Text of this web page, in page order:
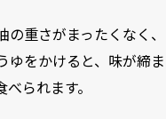
重さがまったくなく、
ゆをかけると、味が締ま
られます。